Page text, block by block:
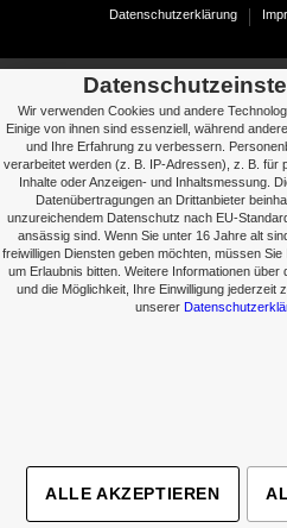
Datenschutzerklärung
Wir verwenden Cookies und andere
Einige von ihnen sind essenziell, während
und Ihre Erfahrung zu verbessern.
verarbeitet werden (z. B. IP-Adressen), z. B. für
Inhalte oder Anzeigen- und Inhaltsmessung.
Datenübertragungen an Drittanbieter
unzureichendem Datenschutz nach EU-
ansässig sind. Wenn Sie unter 16 Jahre alt
freiwilligen Diensten geben möchten, müssen
um Erlaubnis bitten. Weitere Informationen über
und die Möglichkeit, Ihre Einwilligung jederzeit
unserer
ALLE AKZEPTIEREN